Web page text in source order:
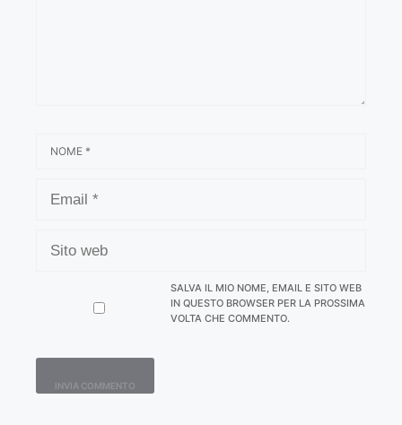
WEB
SALVA IL MIO NOME, EMAIL E SITO WEB
IN QUESTO BROWSER PER LA PROSSIMA
VOLTA CHE COMMENTO.